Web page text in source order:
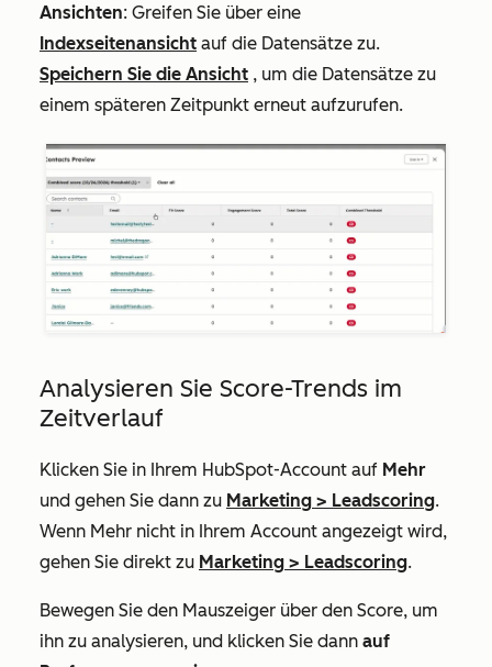
Ansichten: Greifen Sie über eine
Indexseitenansicht auf die Datensätze zu.
Speichern Sie die Ansicht , um die Datensätze zu
einem späteren Zeitpunkt erneut aufzurufen.
Analysieren Sie Score-Trends im
Zeitverlauf
Klicken Sie in Ihrem HubSpot-Account auf Mehr
und gehen Sie dann zu Marketing > Leadscoring.
Wenn Mehr nicht in Ihrem Account angezeigt wird,
gehen Sie direkt zu Marketing > Leadscoring.
Bewegen Sie den Mauszeiger über den Score, um
ihn zu analysieren, und klicken Sie dann auf